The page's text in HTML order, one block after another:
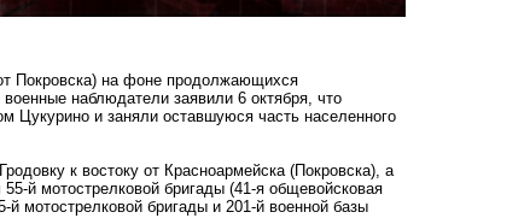
Покровска) на фоне продолжающихся
наблюдатели заявили 6 октября, что
Цукурино и заняли оставшуюся часть населенного
к востоку от Красноармейска (Покровска), а
й мотострелковой бригады (41-я общевойсковая
мотострелковой бригады и 201-й военной базы